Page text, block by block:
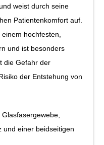
weist durch seine
Patientenkomfort auf.
hochfesten,
und ist besonders
die Gefahr der
der Entstehung von
und einer beidseitigen